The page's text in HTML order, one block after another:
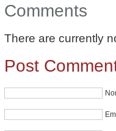
Comments
There are currently
Post